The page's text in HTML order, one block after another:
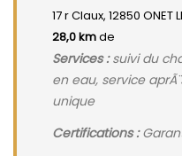
17 r Claux, 12850 ONET
28,0 kmde
Services :suivi du
en eau, service
unique
Certifications :